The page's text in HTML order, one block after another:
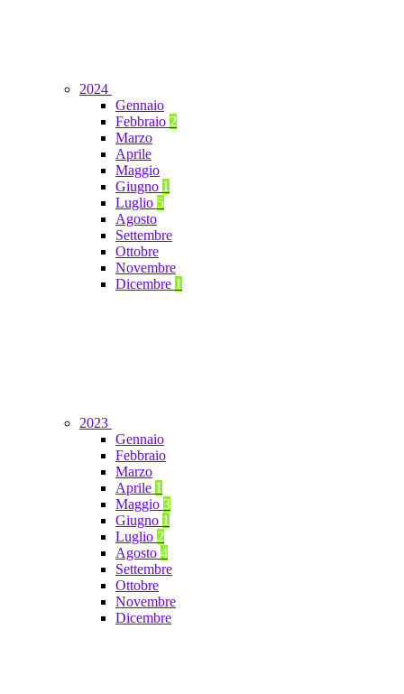
2024
Gennaio
Febbraio 2
Marzo
Aprile
Maggio
Giugno 1
Luglio 5
Agosto
Settembre
Ottobre
Novembre
Dicembre 1
2023
Gennaio
Febbraio
Marzo
Aprile 1
Maggio 3
Giugno 1
Luglio 2
Agosto 4
Settembre
Ottobre
Novembre
Dicembre